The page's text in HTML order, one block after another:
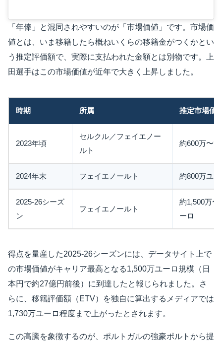
「年俸」と混同されやすいのが「市場価値」です。市場価
値とは、いま移籍したら概ねいくらの移籍金がつくかとい
う推定評価額で、実際に支払われた金額とは別物です。上
田選手はこの市場価値が近年で大きく上昇しました。
時期 所属 推定市場価
2023年頃
セルクル／フェイエノー
ルト
約600万〜
2024年末 フェイエノールト 約800万ユ
2025-26シーズ
ン
フェイエノールト
約1,500万〜
ーロ
得点を量産した2025-26シーズンには、データサイト上で
の市場価値がキャリア最高となる1,500万ユーロ規模（日
本円で約27億円前後）に到達したと報じられました。さ
らに、移籍評価額（ETV）を独自に算出するメディアでは
1,730万ユーロ程度まで上がったとされます。
この高騰を象徴するのが、ポルトガルの強豪ポルトから提